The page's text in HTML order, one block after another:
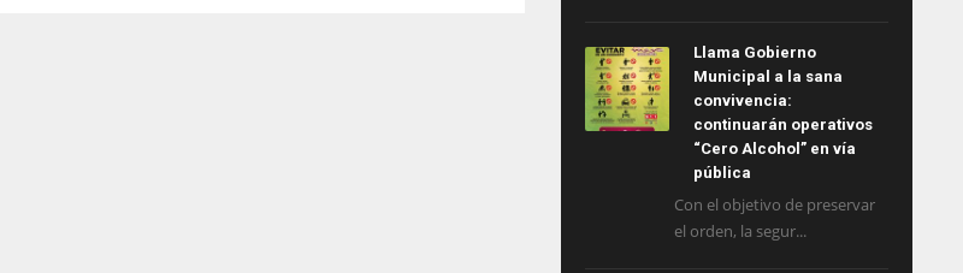
Llama Gobierno
Municipal a la sana
convivencia:
continuarán operativos
“Cero Alcohol” en vía
pública
Con el objetivo de preservar
el orden, la segur...